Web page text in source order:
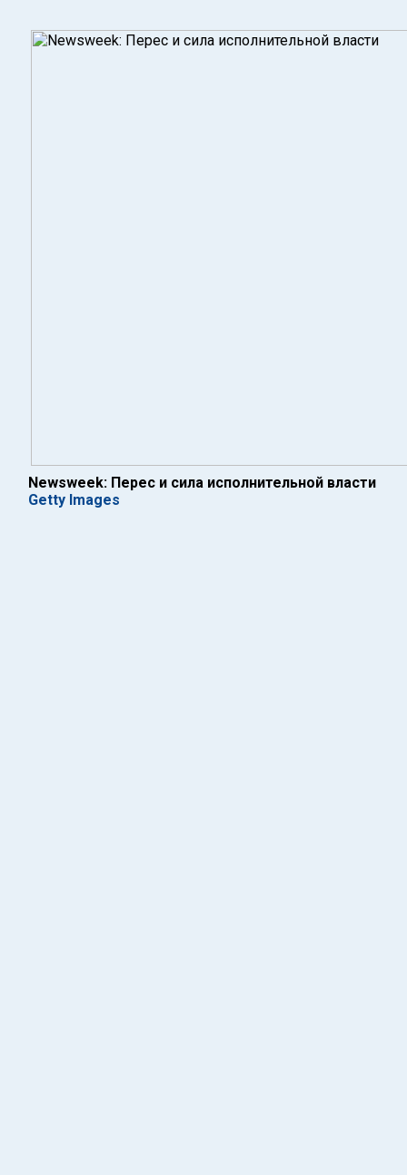
Newsweek: Перес и сила исполнительной власти
Getty Images